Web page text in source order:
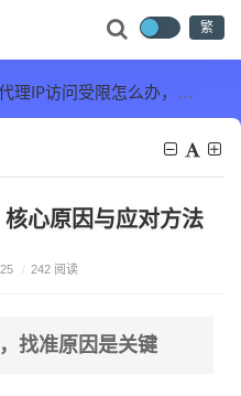
繁
理IP访问受限怎么办，核心原因与应对方法
心原因与应对方法
/ 242 阅读
找准原因是关键